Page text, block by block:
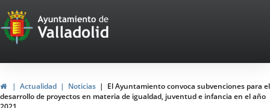
Portal
Web
del
Ayuntamiento
InicioActualidad Noticias
El Ayuntamiento convoca subvenciones para el
desarrollo de proyectos en materia de igualdad, juventud e infancia en el año